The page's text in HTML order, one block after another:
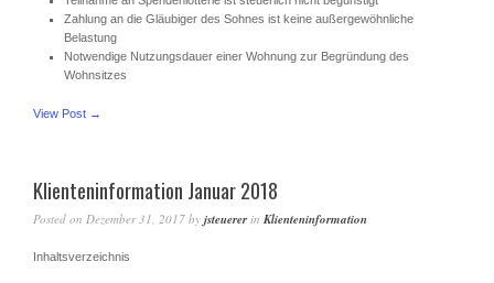
Zahlung an die Gläubiger des Sohnes ist keine außergewöhnliche
Belastung
Notwendige Nutzungsdauer einer Wohnung zur Begründung des
Wohnsitzes
View Post →
Klienteninformation Januar 2018
Posted on Dezember 31, 2017 by jsteuerer in Klienteninformation
Inhaltsverzeichnis